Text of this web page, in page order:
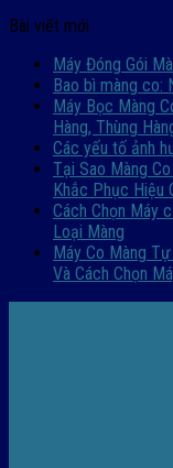
Bài viết mới
Máy Đóng Gói
Bao bì màng co:
Máy Bọc Màng
Hàng, Thùng
Các yếu tố ảnh
Tại Sao Màng
Khắc Phục Hiệu
Cách Chọn Máy
Loại Màng
Máy Co Màng
Và Cách Chọn